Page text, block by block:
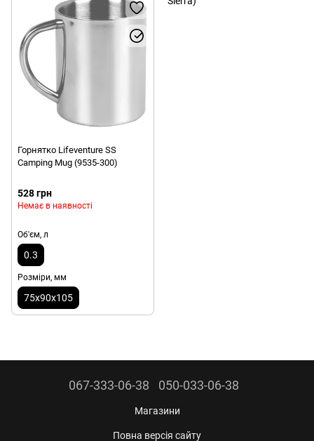
Горнятко Lifeventure SS
Camping Mug (9535-300)
528 грн
Немає в наявності
Об'єм, л
0.3
Розміри, мм
75х90х105
067-333-06-38 050-033-06-38
Магазини
Повна версія сайту